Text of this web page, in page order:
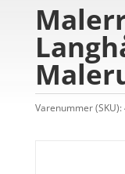
Varenummer (SKU):